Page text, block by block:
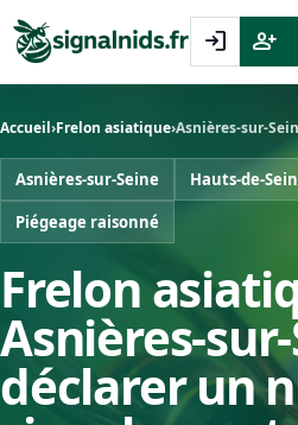
login person_add
Accueil›Frelon asiatique›Asnières-sur-
Asnières-sur-Seine Hauts-de-
Piégeage raisonné
Frelon
Asnières-
déclarer un